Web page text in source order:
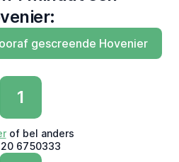
gescreende Hovenier
1
of bel anders
20 6750333